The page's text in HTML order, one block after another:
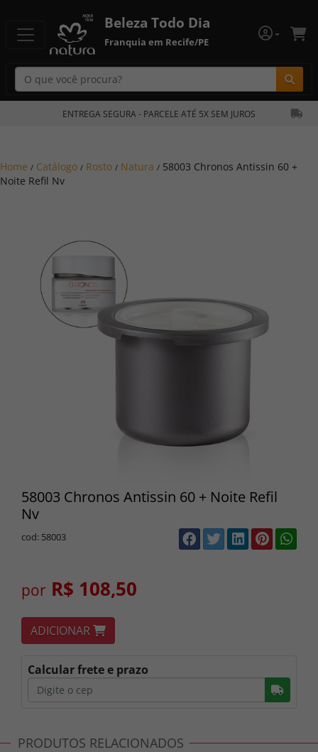
Beleza Todo Dia
Franquia em Recife/PE
ENTREGA SEGURA - PARCELE ATÉ 5X SEM JUROS
Home / Catálogo / Rosto / Natura / 58003 Chronos Antissin 60 +
Noite Refil Nv
58003 Chronos Antissin 60 + Noite Refil
Nv
cod: 58003
por R$ 108,50
ADICIONAR
Calcular frete e prazo
PRODUTOS RELACIONADOS